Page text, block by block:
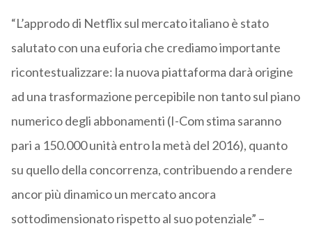
“L’approdo di Netflix sul mercato italiano è stato
salutato con una euforia che crediamo importante
ricontestualizzare: la nuova piattaforma darà origine
ad una trasformazione percepibile non tanto sul piano
numerico degli abbonamenti (I-Com stima saranno
pari a 150.000 unità entro la metà del 2016), quanto
su quello della concorrenza, contribuendo a rendere
ancor più dinamico un mercato ancora
sottodimensionato rispetto al suo potenziale” –